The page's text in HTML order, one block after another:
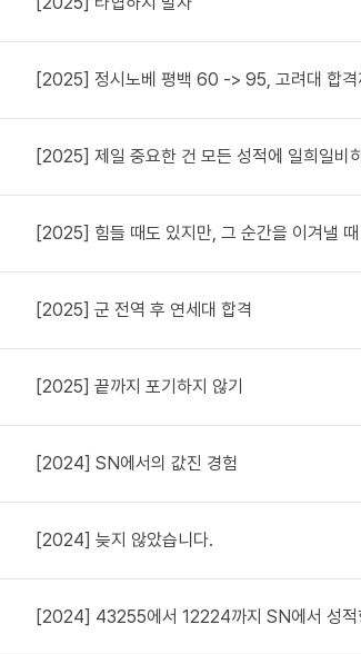
[2025] 정시노베 평백 60 -> 95, 고려대 합격
[2025] 제일 중요한 건 모든 성적에 일희일비
[2025] 힘들 때도 있지만, 그 순간을 이겨낼
[2025] 군 전역 후 연세대 합격
[2025] 끝까지 포기하지 않기
[2024] SN에서의 값진 경험
[2024] 늦지 않았습니다.
[2024] 43255에서 12224까지 SN에서 성적